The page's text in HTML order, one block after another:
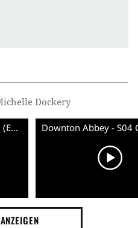
Dockery
Downton Abbey - S03 Clip 2 (English)